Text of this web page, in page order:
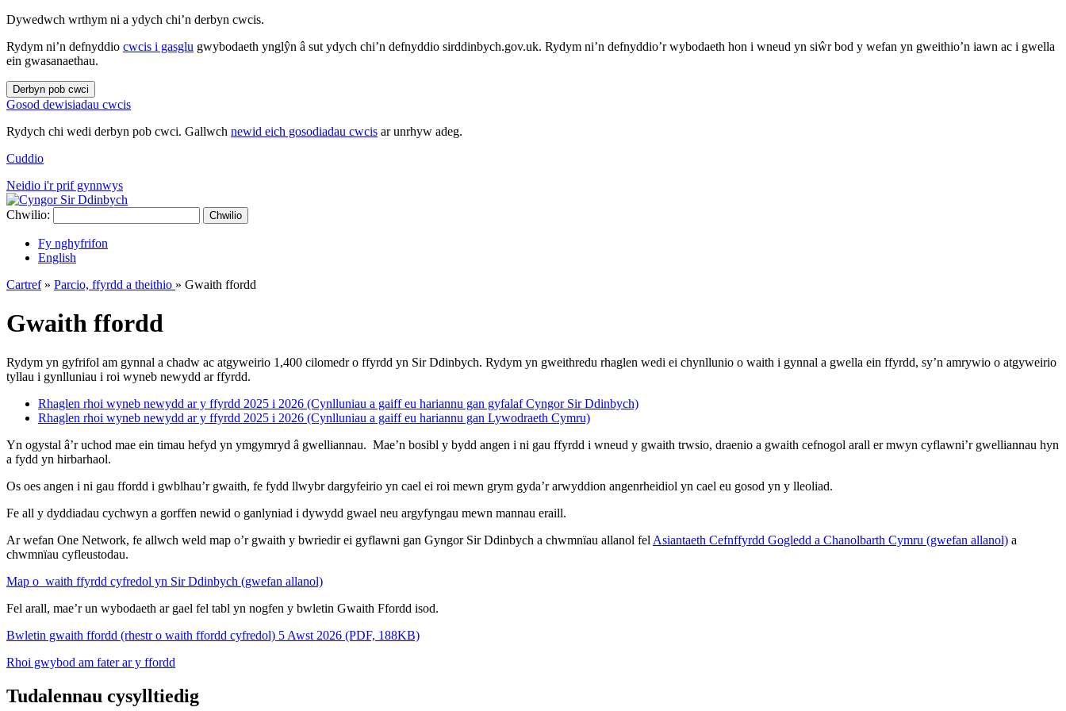
Dywedwch wrthym ni a ydych chi’n derbyn cwcis.
Rydym ni’n defnyddio cwcis i gasglu gwybodaeth ynglŷn â sut ydych chi’n defnyddio sirddinbych.gov.uk. Rydym ni’n defnyddio’r wybodaeth hon i wneud yn siŵr bod y wefan yn gweithio’n iawn ac i gwella
ein gwasanaethau.
Derbyn pob cwci
Gosod dewisiadau cwcis
Rydych chi wedi derbyn pob cwci. Gallwch newid eich gosodiadau cwcis ar unrhyw adeg.
Cuddio
Neidio i'r prif gynnwys
Chwilio: Chwilio
Fy nghyfrifon
English
Cartref» Parcio, ffyrdd a theithio » Gwaith ffordd
Gwaith ffordd
Rydym yn gyfrifol am gynnal a chadw ac atgyweirio 1,400 cilomedr o ffyrdd yn Sir Ddinbych. Rydym yn gweithredu rhaglen wedi ei chynllunio o waith i gynnal a gwella ein ffyrdd, sy’n amrywio o atgyweirio
tyllau i gynlluniau i roi wyneb newydd ar ffyrdd.
Rhaglen rhoi wyneb newydd ar y ffyrdd 2025 i 2026 (Cynlluniau a gaiff eu hariannu gan gyfalaf Cyngor Sir Ddinbych)
Rhaglen rhoi wyneb newydd ar y ffyrdd 2025 i 2026 (Cynlluniau a gaiff eu hariannu gan Lywodraeth Cymru)
Yn ogystal â’r uchod mae ein timau hefyd yn ymgymryd â gwelliannau. Mae’n bosibl y bydd angen i ni gau ffyrdd i wneud y gwaith trwsio, draenio a gwaith cefnogol arall er mwyn cyflawni’r gwelliannau hyn
a fydd yn hirbarhaol.
Os oes angen i ni gau ffordd i gwblhau’r gwaith, fe fydd llwybr dargyfeirio yn cael ei roi mewn grym gyda’r arwyddion angenrheidiol yn cael eu gosod yn y lleoliad.
Fe all y dyddiadau cychwyn a gorffen newid o ganlyniad i dywydd gwael neu argyfyngau mewn mannau eraill.
Ar wefan One Network, fe allwch weld map o’r gwaith y bwriedir ei gyflawni gan Gyngor Sir Ddinbych a chwmnïau allanol fel Asiantaeth Cefnffyrdd Gogledd a Chanolbarth Cymru (gwefan allanol) a
chwmnïau cyfleustodau.
Map o waith ffyrdd cyfredol yn Sir Ddinbych (gwefan allanol)
Fel arall, mae’r un wybodaeth ar gael fel tabl yn nogfen y bwletin Gwaith Ffordd isod.
Bwletin gwaith ffordd (rhestr o waith ffordd cyfredol) 5 Awst 2026 (PDF, 188KB)
Rhoi gwybod am fater ar y ffordd
Tudalennau cysylltiedig